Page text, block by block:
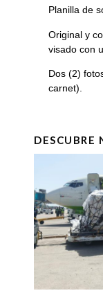
Planilla de
Original y
visado con
Dos (2)
carnet).
DESCUBRE